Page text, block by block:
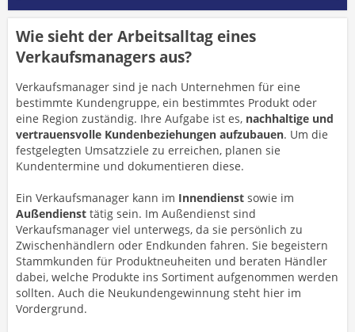
Wie sieht der Arbeitsalltag eines
Verkaufsmanagers aus?
Verkaufsmanager sind je nach Unternehmen für eine
bestimmte Kundengruppe, ein bestimmtes Produkt oder
eine Region zuständig. Ihre Aufgabe ist es, nachhaltige und
vertrauensvolle Kundenbeziehungen aufzubauen. Um die
festgelegten Umsatzziele zu erreichen, planen sie
Kundentermine und dokumentieren diese.
Ein Verkaufsmanager kann im Innendienst sowie im
Außendienst tätig sein. Im Außendienst sind
Verkaufsmanager viel unterwegs, da sie persönlich zu
Zwischenhändlern oder Endkunden fahren. Sie begeistern
Stammkunden für Produktneuheiten und beraten Händler
dabei, welche Produkte ins Sortiment aufgenommen werden
sollten. Auch die Neukundengewinnung steht hier im
Vordergrund.